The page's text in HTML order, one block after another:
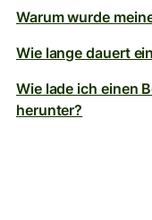
Warum wurde
Wie lange dauert
Wie lade ich einen
herunter?